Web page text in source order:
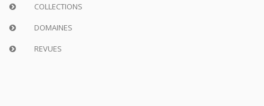
COLLECTIONS
DOMAINES
REVUES